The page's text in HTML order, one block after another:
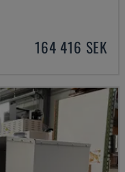
164 416 SEK